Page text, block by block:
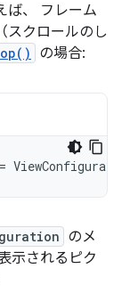
ば、 フレーム
スクロールのし
の場合:
=
のメ
示されるピク